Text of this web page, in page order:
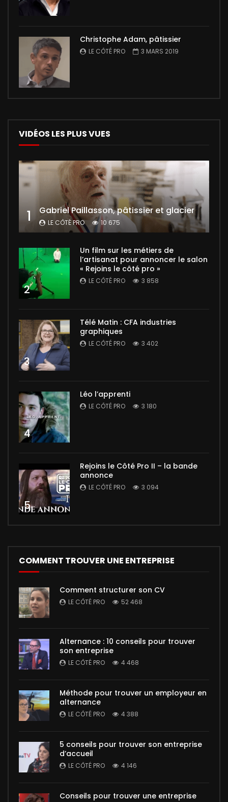
Christophe Adam, pâtissier
LE CÔTÉ PRO 3 MARS 2019
VIDÉOS LES PLUS VUES
1 Gabriel Paillasson, pâtissier et glacier
LE CÔTÉ PRO 10 675
2
Un film sur les métiers de
l’artisanat pour annoncer le salon
« Rejoins le côté pro »
LE CÔTÉ PRO 3 858
3
Télé Matin : CFA industries
graphiques
LE CÔTÉ PRO 3 402
4
Léo l’apprenti
LE CÔTÉ PRO 3 180
5
Rejoins le Côté Pro II – la bande
annonce
LE CÔTÉ PRO 3 094
COMMENT TROUVER UNE ENTREPRISE
Comment structurer son CV
LE CÔTÉ PRO 52 468
Alternance : 10 conseils pour trouver
son entreprise
LE CÔTÉ PRO 4 468
Méthode pour trouver un employeur en
alternance
LE CÔTÉ PRO 4 388
5 conseils pour trouver son entreprise
d’accueil
LE CÔTÉ PRO 4 146
Conseils pour trouver une entreprise